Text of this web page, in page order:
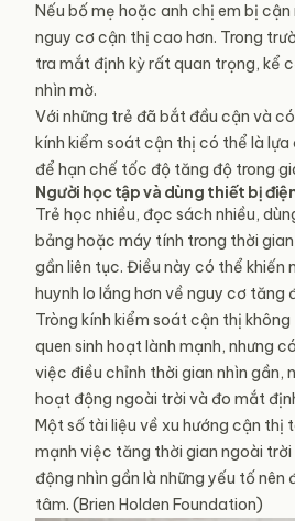
Nếu bố mẹ hoặc anh chị em bị
nguy cơ cận thị cao hơn. Trong
tra mắt định kỳ rất quan trọng, kể
nhìn mờ.
Với những trẻ đã bắt đầu cận và
kính kiểm soát cận thị có thể là
để hạn chế tốc độ tăng độ trong
Người học tập và dùng thiết bị
Trẻ học nhiều, đọc sách nhiều,
bảng hoặc máy tính trong thời
gần liên tục. Điều này có thể khiến
huynh lo lắng hơn về nguy cơ tăng
Tròng kính kiểm soát cận thị
quen sinh hoạt lành mạnh, nhưng
việc điều chỉnh thời gian nhìn gần,
hoạt động ngoài trời và đo mắt
Một số tài liệu về xu hướng cận thị
mạnh việc tăng thời gian ngoài
động nhìn gần là những yếu tố nên
tâm. (Brien Holden Foundation)